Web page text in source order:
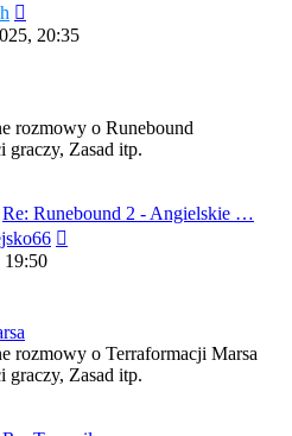
najnowszy
post
20:35
rozmowy o Runebound
graczy, Zasad itp.
Re: Runebound 2 - Angielskie …
19:50
rozmowy o Terraformacji Marsa
graczy, Zasad itp.